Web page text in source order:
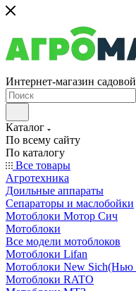
Интернет-магазин
Каталог
По всему сайту
По каталогу
Все товары
Агротехника
Доильные аппараты
Сепараторы и маслобойки
Мотоблоки Мотор Сич
Мотоблоки
Все модели мотоблоков
Мотоблоки Lifan
Мотоблоки New
Мотоблоки RATO